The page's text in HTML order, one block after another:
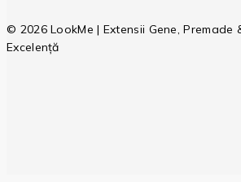
© 2026 LookMe | Extensii Gene, Premade
Excelență